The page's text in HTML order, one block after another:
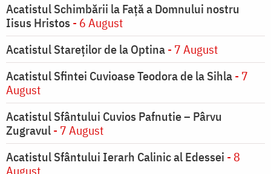
Acatistul Schimbării la Faţă a Domnului nostru
Iisus Hristos - 6 August
Acatistul Stareţilor de la Optina- 7 August
Acatistul Sfintei Cuvioase Teodora de la Sihla- 7
August
Acatistul Sfântului Cuvios Pafnutie – Pârvu
Zugravul- 7 August
Acatistul Sfântului Ierarh Calinic al Edessei - 8